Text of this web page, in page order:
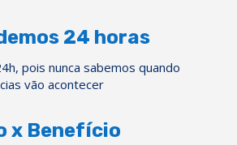
24 horas
pois nunca sabemos quando
vão acontecer
x Benefício